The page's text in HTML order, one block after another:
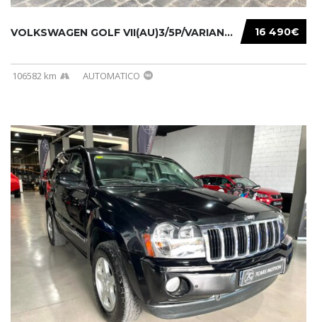
16 490€
VOLKSWAGEN GOLF VII(AU)3/5P/VARIANT(12-16 20...
106582 km AUTOMATICO